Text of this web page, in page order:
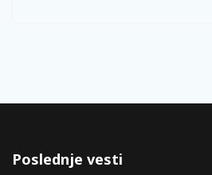
Poslednje vesti